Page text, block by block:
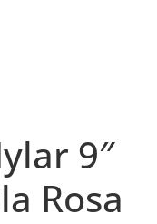
9″
Rosa